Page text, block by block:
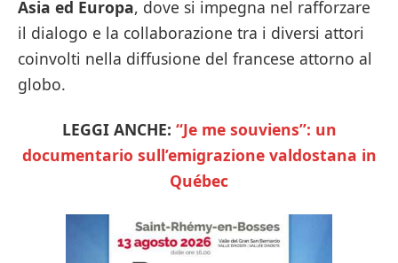
Asia ed Europa, dove si impegna nel rafforzare
il dialogo e la collaborazione tra i diversi attori
coinvolti nella diffusione del francese attorno al
globo.
LEGGI ANCHE: “Je me souviens”: un
documentario sull’emigrazione valdostana in
Québec